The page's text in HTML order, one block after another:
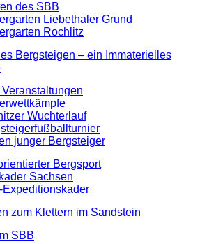
des SBB
Liebethaler Grund
Rochlitz
Bergsteigen – ein Immaterielles
Wuchterlauf
junger Bergsteiger
Bergsport
Sachsen
Expeditionskader
zum Klettern im Sandstein
SBB